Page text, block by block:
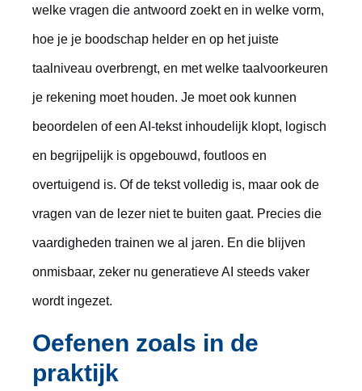
welke vragen die antwoord zoekt en in welke vorm,
hoe je je boodschap helder en op het juiste
taalniveau overbrengt, en met welke taalvoorkeuren
je rekening moet houden. Je moet ook kunnen
beoordelen of een AI-tekst inhoudelijk klopt, logisch
en begrijpelijk is opgebouwd, foutloos en
overtuigend is. Of de tekst volledig is, maar ook de
vragen van de lezer niet te buiten gaat. Precies die
vaardigheden trainen we al jaren. En die blijven
onmisbaar, zeker nu generatieve AI steeds vaker
wordt ingezet.
Oefenen zoals in de
praktijk